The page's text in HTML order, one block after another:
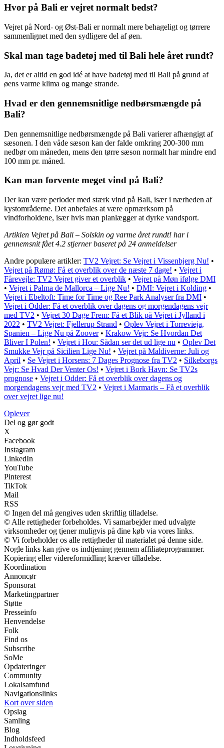
Hvor på Bali er vejret normalt bedst?
Vejret på Nord- og Øst-Bali er normalt mere behageligt og tørrere
sammenlignet med den sydligere del af øen.
Skal man tage badetøj med til Bali hele året rundt?
Ja, det er altid en god idé at have badetøj med til Bali på grund af
øens varme klima og mange strande.
Hvad er den gennemsnitlige nedbørsmængde på
Bali?
Den gennemsnitlige nedbørsmængde på Bali varierer afhængigt af
sæsonen. I den våde sæson kan der falde omkring 200-300 mm
nedbør om måneden, mens den tørre sæson normalt har mindre end
100 mm pr. måned.
Kan man forvente meget vind på Bali?
Der kan være perioder med stærk vind på Bali, især i nærheden af
kystområderne. Det anbefales at være opmærksom på
vindforholdene, især hvis man planlægger at dyrke vandsport.
Artiklen Vejret på Bali – Solskin og varme året rundt! har i
gennemsnit fået4.2 stjerner baseret på 24 anmeldelser
Andre populære artikler: TV2 Vejret: Se Vejret i Vissenbjerg Nu! •
Vejret på Rømø: Få et overblik over de næste 7 dage! • Vejret i
Fårevejle: TV2 Vejret giver et overblik • Vejret på Møn ifølge DMI
• Vejret i Palma de Mallorca – Lige Nu! • DMI: Vejret i Kolding •
Vejret i Ebeltoft: Time for Time og Ree Park Analyser fra DMI •
Vejret i Odder: Få et overblik over dagens og morgendagens vejr
med TV2 • Vejret 30 Dage Frem: Få et Blik på Vejret i Jylland i
2022 • TV2 Vejret: Fjellerup Strand • Oplev Vejret i Torrevieja,
Spanien – Lige Nu på Zoover• Krakow Vejr: Se Hvordan Det
Bliver I Polen! • Vejret i Hou: Sådan ser det ud lige nu • Oplev Det
Smukke Vejr på Sicilien Lige Nu! • Vejret på Maldiverne: Juli og
April • Se Vejret i Horsens: 7 Dages Prognose fra TV2 • Silkeborgs
Vejr: Se Hvad Der Venter Os! • Vejret i Bork Havn: Se TV2s
prognose • Vejret i Odder: Få et overblik over dagens og
morgendagens vejr med TV2 • Vejret i Marmaris – Få et overblik
over vejret lige nu!
Oplever
Del og gør godt
X
Facebook
Instagram
LinkedIn
YouTube
Pinterest
TikTok
Mail
RSS
© Ingen del må gengives uden skriftlig tilladelse.
© Alle rettigheder forbeholdes. Vi samarbejder med udvalgte
virksomheder og tjener muligvis på dine køb via vores links.
© Vi forbeholder os alle rettigheder til materialet på denne side.
Nogle links kan give os indtjening gennem affiliateprogrammer.
Kopiering eller videreformidling kræver tilladelse.
Koordination
Annoncør
Sponsorat
Marketingpartner
Støtte
Presseinfo
Henvendelse
Folk
Find os
Subscribe
SoMe
Opdateringer
Community
Lokalsamfund
Navigationslinks
Kort over siden
Opslag
Samling
Blog
Indholdsfeed